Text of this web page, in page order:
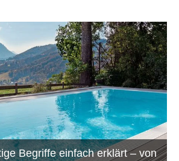
Begriffe einfach erklärt – von